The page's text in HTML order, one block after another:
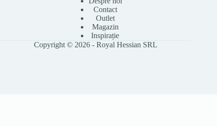
Contact
Outlet
Magazin
Inspirație
Copyright © 2026 - Royal Hessian SRL